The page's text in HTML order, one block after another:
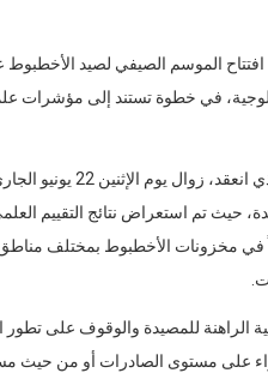
الموسم الصيفي لصيد الأخطبوط
في خطوة تستند إلى مؤشرات
وجاء هذا القرار خلال
حيث تم استعراض نتائج
في مخزونات الأخطبوط بمختلف
للمصيدة والوقوف على تطور
سواء على مستوى الصادرات أو من